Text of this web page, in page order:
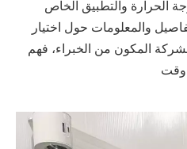
الحرارة والتطبيق الخاص
والمعلومات حول اختيار
المكون من الخبراء، فهم
وقت